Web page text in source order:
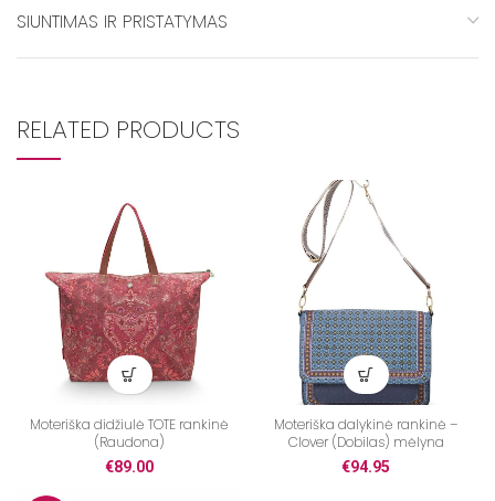
SIUNTIMAS IR PRISTATYMAS
RELATED PRODUCTS
Moteriška didžiulė TOTE rankinė
(Raudona)
€89.00
Moteriška dalykinė rankinė –
Clover (Dobilas) mėlyna
€94.95